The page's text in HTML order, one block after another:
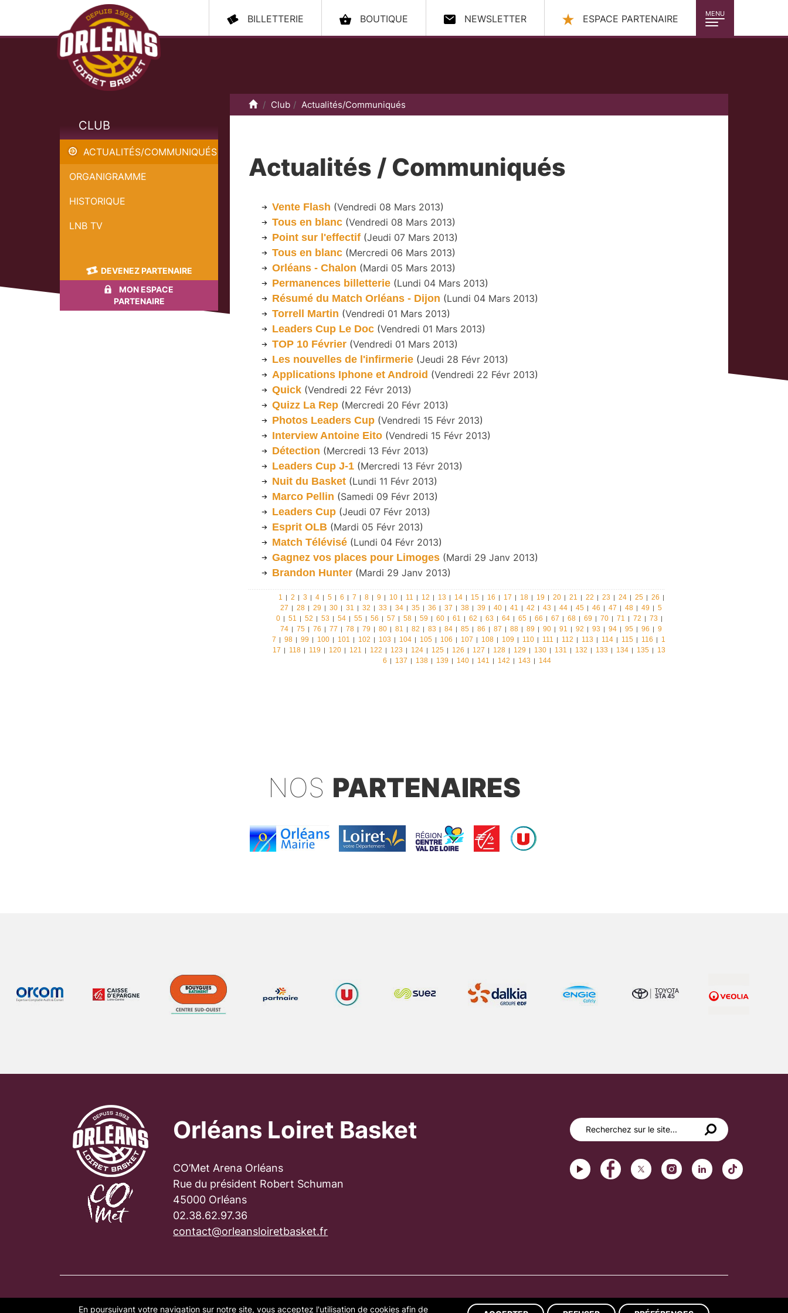
MENU
BILLETTERIE BOUTIQUE NEWSLETTER ESPACE PARTENAIRE
CLUB
ACTUALITÉS/COMMUNIQUÉS
ORGANIGRAMME
HISTORIQUE
LNB TV
DEVENEZ PARTENAIRE
MON ESPACE
PARTENAIRE
Accueil
Club Actualités/Communiqués
Actualités / Communiqués
Vente Flash (Vendredi 08 Mars 2013)
Tous en blanc (Vendredi 08 Mars 2013)
Point sur l'effectif (Jeudi 07 Mars 2013)
Tous en blanc (Mercredi 06 Mars 2013)
Orléans - Chalon (Mardi 05 Mars 2013)
Permanences billetterie (Lundi 04 Mars 2013)
Résumé du Match Orléans - Dijon (Lundi 04 Mars 2013)
Torrell Martin (Vendredi 01 Mars 2013)
Leaders Cup Le Doc (Vendredi 01 Mars 2013)
TOP 10 Février (Vendredi 01 Mars 2013)
Les nouvelles de l'infirmerie (Jeudi 28 Févr 2013)
Applications Iphone et Android (Vendredi 22 Févr 2013)
Quick (Vendredi 22 Févr 2013)
Quizz La Rep (Mercredi 20 Févr 2013)
Photos Leaders Cup (Vendredi 15 Févr 2013)
Interview Antoine Eito (Vendredi 15 Févr 2013)
Détection (Mercredi 13 Févr 2013)
Leaders Cup J-1 (Mercredi 13 Févr 2013)
Nuit du Basket (Lundi 11 Févr 2013)
Marco Pellin (Samedi 09 Févr 2013)
Leaders Cup (Jeudi 07 Févr 2013)
Esprit OLB (Mardi 05 Févr 2013)
Match Télévisé (Lundi 04 Févr 2013)
Gagnez vos places pour Limoges (Mardi 29 Janv 2013)
Brandon Hunter (Mardi 29 Janv 2013)
1 2 3 4 5 6 7 8 9 10 11 12 13 14 15 16 17 18 19 20 21 22 23 24 25
26
27
28 29 30 31 32 33 34 35 36 37 38 39 40 41 42 43 44 45 46 47 48 49
5
0
51 52 53 54 55 56 57 58 59 60 61 62 63 64 65 66 67 68 69 70 71 72
73
74
75 76 77 78 79 80 81 82 83 84 85 86 87 88 89 90 91 92 93 94 95 96
9
7
98 99 100 101 102 103 104 105 106 107 108 109 110 111 112 113 114 115 116
1
17
118 119 120 121 122 123 124 125 126 127 128 129 130 131 132 133 134 135
13
6
137 138 139 140 141 142 143 144
NOS PARTENAIRES
En poursuivant votre navigation sur notre site, vous acceptez l'utilisation de cookies afin de
Orléans Loiret Basket
CO’Met Arena Orléans
Rue du président Robert Schuman
45000 Orléans
02.38.62.97.36
contact@orleansloiretbasket.fr